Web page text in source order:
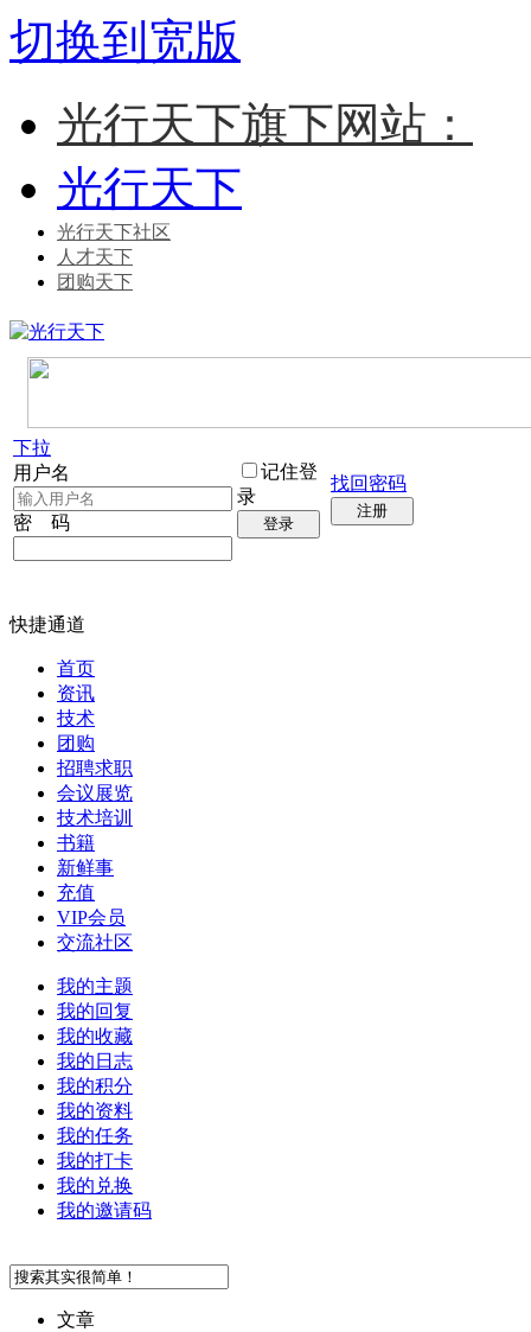
切换到宽版
光行天下旗下网站：
光行天下
光行天下社区
人才天下
团购天下
下拉
用户名
密 码
记住登
录
登录
找回密码
注册
快捷通道
首页
资讯
技术
团购
招聘求职
会议展览
技术培训
书籍
新鲜事
充值
VIP会员
交流社区
我的主题
我的回复
我的收藏
我的日志
我的积分
我的资料
我的任务
我的打卡
我的兑换
我的邀请码
文章